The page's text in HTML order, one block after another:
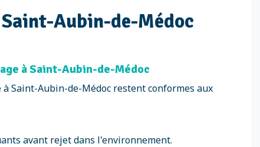
Aubin-de-Médoc
à Saint-Aubin-de-Médoc
Saint-Aubin-de-Médoc restent conformes aux
avant rejet dans l'environnement.